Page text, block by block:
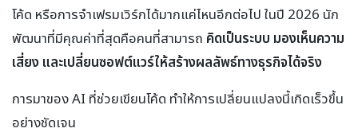
โค้ด หรือการจำเฟรมเวิร์กได้มากแค่ไหนอีกต่อไป ในปี 2026 นัก
พัฒนาที่มีคุณค่าที่สุดคือคนที่สามารถ คิดเป็นระบบ มองเห็นความ
เสี่ยง และเปลี่ยนซอฟต์แวร์ให้สร้างผลลัพธ์ทางธุรกิจได้จริง
การมาของ AI ที่ช่วยเขียนโค้ด ทำให้การเปลี่ยนแปลงนี้เกิดเร็วขึ้น
อย่างชัดเจน